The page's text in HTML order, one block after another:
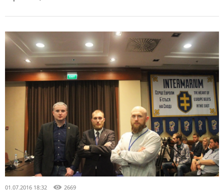
01.07.2016 18:32 2669